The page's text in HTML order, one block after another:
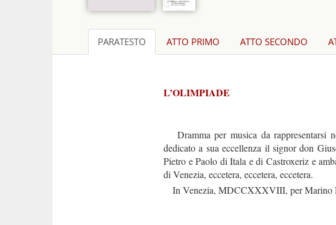
PARATESTO ATTO PRIMO ATTO SECONDO
L’OLIMPIADE
Dramma per musica da rappresentarsi
dedicato a sua eccellenza il signor don
Pietro e Paolo di Itala e di Castroxeriz e
di Venezia, eccetera, eccetera, eccetera.
In Venezia, MDCCXXXVIII, per Marino